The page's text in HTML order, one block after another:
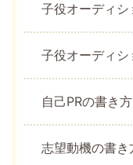
子役オーディ
子役オーディ
自己PRの書き方
志望動機の書き